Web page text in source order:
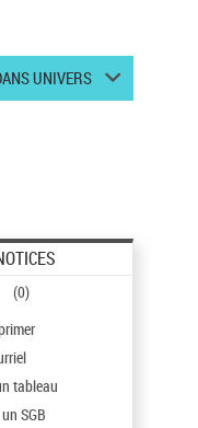
UNIVERS
(0)
tableau
SGB